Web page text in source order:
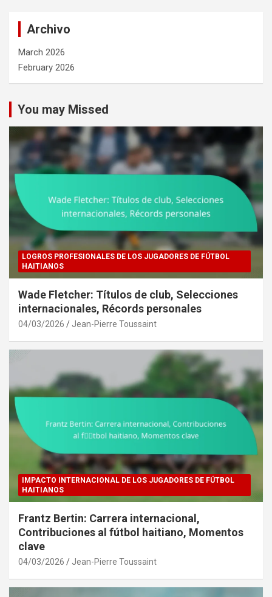
Archivo
March 2026
February 2026
You may Missed
LOGROS PROFESIONALES DE LOS JUGADORES DE FÚTBOL
HAITIANOS
Wade Fletcher: Títulos de club, Selecciones
internacionales, Récords personales
04/03/2026 Jean-Pierre Toussaint
IMPACTO INTERNACIONAL DE LOS JUGADORES DE FÚTBOL
HAITIANOS
Frantz Bertin: Carrera internacional,
Contribuciones al fútbol haitiano, Momentos
clave
04/03/2026 Jean-Pierre Toussaint